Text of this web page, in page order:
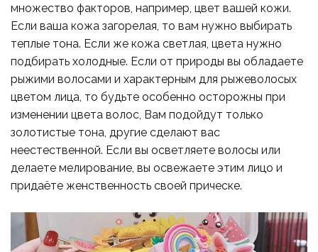
множество факторов, например, цвет вашей кожи.
Если ваша кожа загорелая, то вам нужно выбирать
теплые тона. Если же кожа светлая, цвета нужно
подбирать холодные. Если от природы вы обладаете
рыжими волосами и характерным для рыжеволосых
цветом лица, то будьте особенно осторожны при
изменении цвета волос, Вам подойдут только
золотистые тона, другие сделают вас
неестественной. Если вы осветляете волосы или
делаете мелирование, вы освежаете этим лицо и
придаёте женственность своей прическе.